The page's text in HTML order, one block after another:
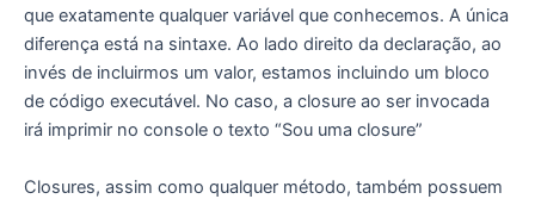
que exatamente qualquer variável que conhecemos. A única
diferença está na sintaxe. Ao lado direito da declaração, ao
invés de incluirmos um valor, estamos incluindo um bloco
de código executável. No caso, a closure ao ser invocada
irá imprimir no console o texto “Sou uma closure”
Closures, assim como qualquer método, também possuem